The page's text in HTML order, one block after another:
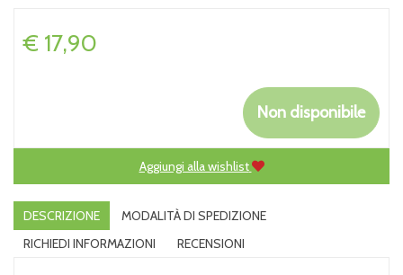
Prezzo
€ 17,90
Non disponibile
Aggiungi alla wishlist
DESCRIZIONE
MODALITÀ DI SPEDIZIONE
RICHIEDI INFORMAZIONI
RECENSIONI